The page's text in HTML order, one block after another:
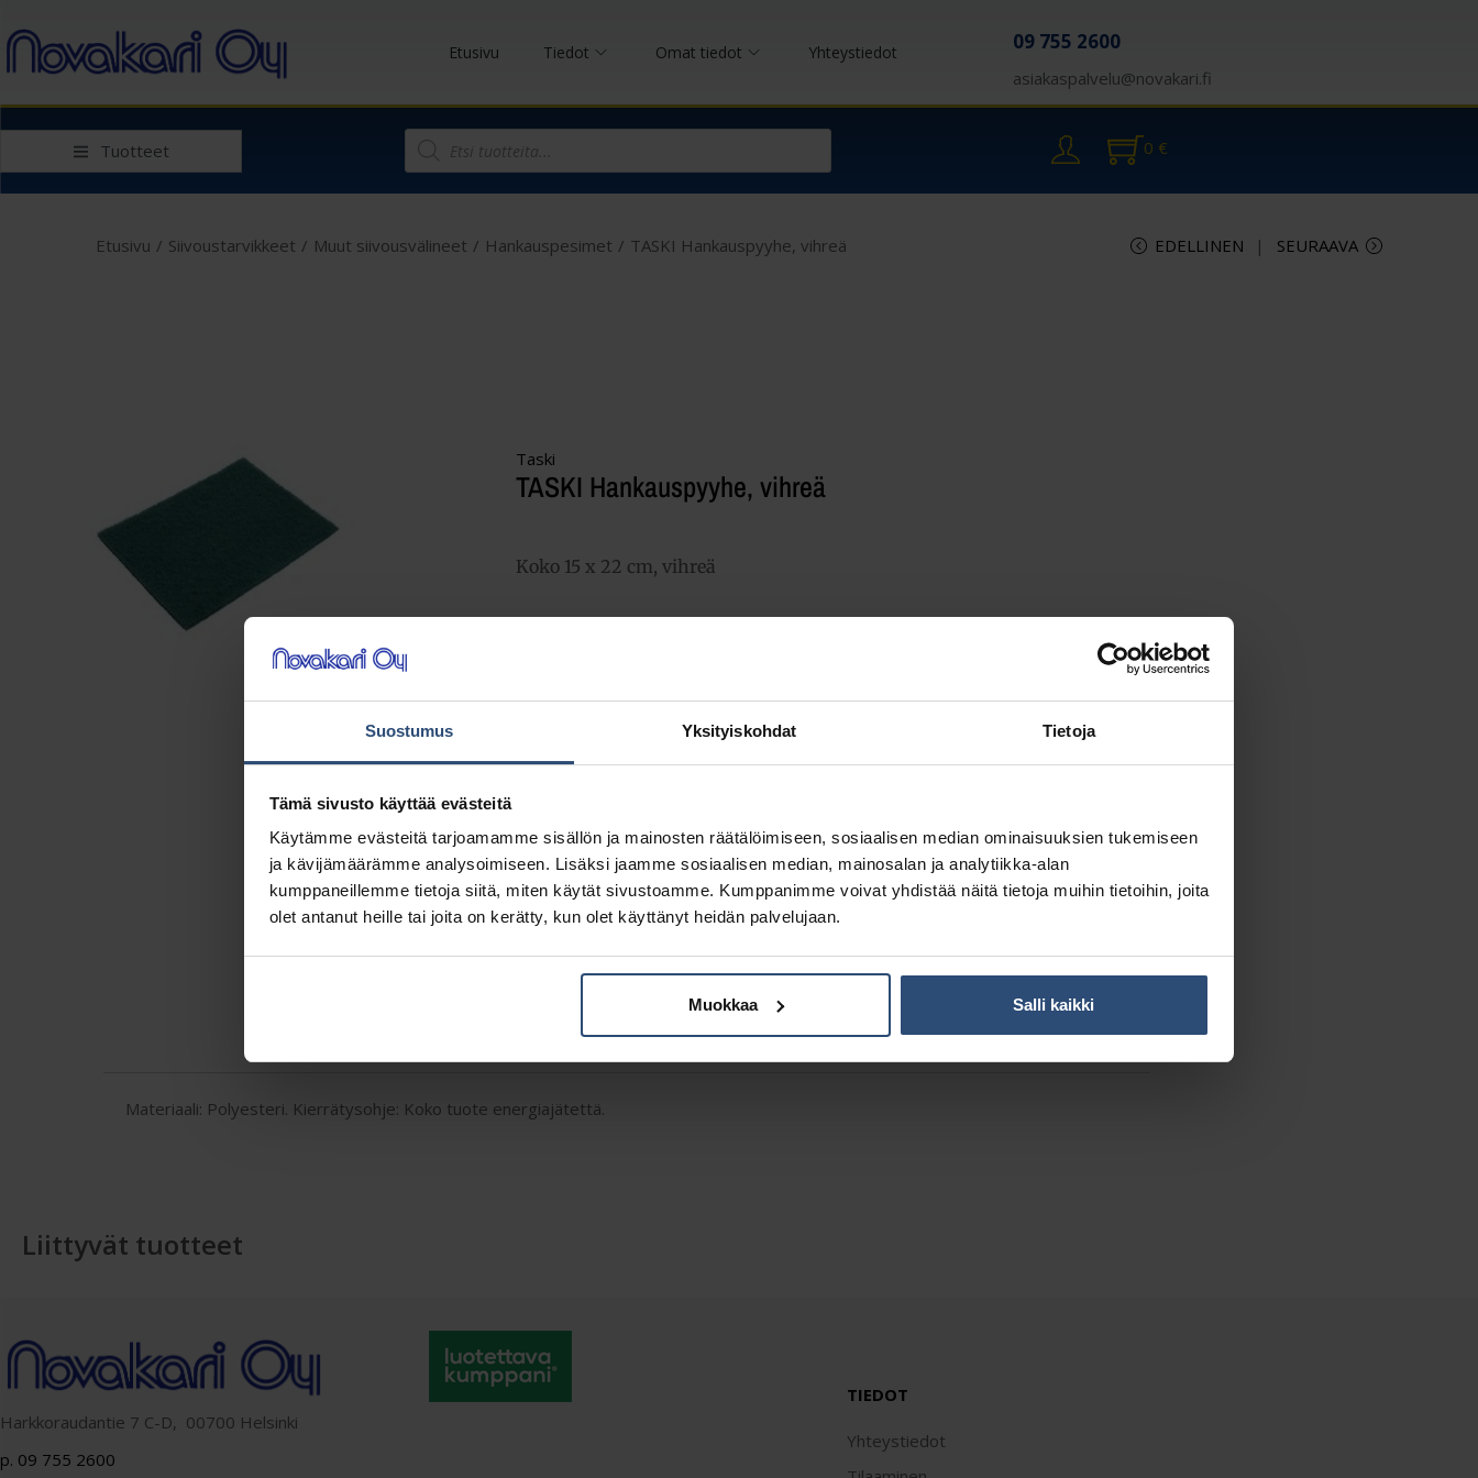
Suostumus Yksityiskohdat Tietoja
Tämä sivusto käyttää evästeitä
Käytämme evästeitä tarjoamamme sisällön ja mainosten räätälöimiseen, sosiaalisen median ominaisuuksien tukemiseen
ja kävijämäärämme analysoimiseen. Lisäksi jaamme sosiaalisen median, mainosalan ja analytiikka-alan
kumppaneillemme tietoja siitä, miten käytät sivustoamme. Kumppanimme voivat yhdistää näitä tietoja muihin tietoihin, joita
olet antanut heille tai joita on kerätty, kun olet käyttänyt heidän palvelujaan.
Muokkaa Salli kaikki
Etusivu Tiedot Omat tiedot Yhteystiedot 09 755 2600
asiakaspalvelu@novakari.fi
Tuotteet 0 €
Etusivu / Siivoustarvikkeet / Muut siivousvälineet / Hankauspesimet / TASKI Hankauspyyhe, vihreä EDELLINEN SEURAAVA
Taski
TASKI Hankauspyyhe, vihreä
Koko 15 x 22 cm, vihreä
Tuotetunnus (SKU):7515026
Osasto:Hankauspesimet
Lisätiedot
Materiaali: Polyesteri. Kierrätysohje: Koko tuote energiajätettä.
Liittyvät tuotteet
Harkkoraudantie 7 C-D, 00700 Helsinki
p. 09 755 2600
TIEDOT
Yhteystiedot